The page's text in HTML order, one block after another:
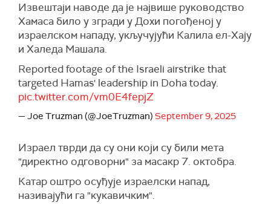
Извештаји наводе да је највише руководство
Хамаса било у згради у Дохи погођеној у
израелском нападу, укључујући Калила ел-Хају
и Халеда Машала.
Reported footage of the Israeli airstrike that
targeted Hamas' leadership in Doha today.
pic.twitter.com/vm0E4fepjZ
— Joe Truzman (@JoeTruzman) September 9, 2025
Израел тврди да су они који су били мета
"директно одговорни" за масакр 7. октобра.
Катар оштро осуђује израелски напад,
називајући га "кукавичким".